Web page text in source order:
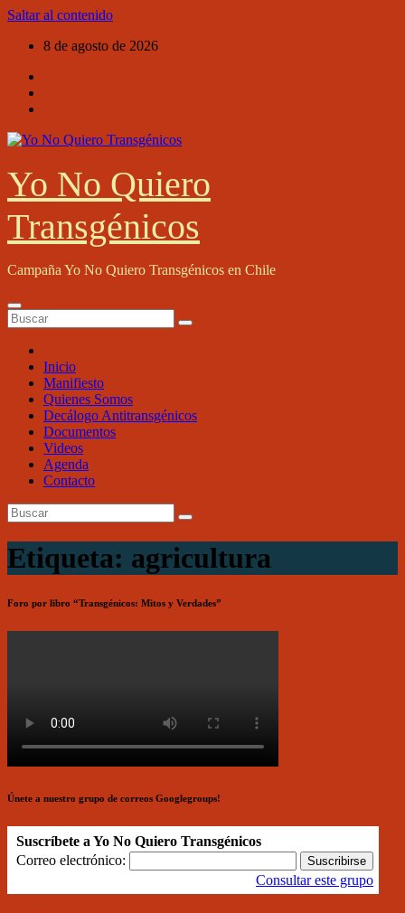
Saltar al contenido
8 de agosto de 2026
Yo No Quiero
Transgénicos
Campaña Yo No Quiero Transgénicos en Chile
Inicio
Manifiesto
Quienes Somos
Decálogo Antitransgénicos
Documentos
Videos
Agenda
Contacto
Etiqueta: agricultura
Foro por libro “Transgénicos: Mitos y Verdades”
Únete a nuestro grupo de correos Googlegroups!
Suscríbete a Yo No Quiero Transgénicos
Correo electrónico:
Consultar este grupo